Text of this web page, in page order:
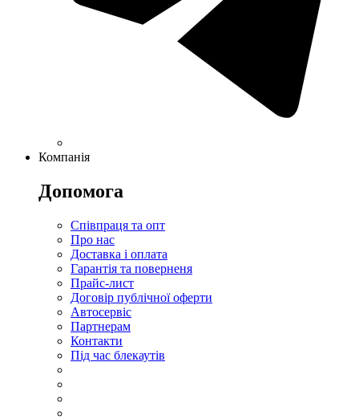
Компанія
Допомога
Співпраця та опт
Про нас
Доставка і оплата
Гарантія та поверненя
Прайс-лист
Договір публічної оферти
Автосервіс
Партнерам
Контакти
Під час блекаутів